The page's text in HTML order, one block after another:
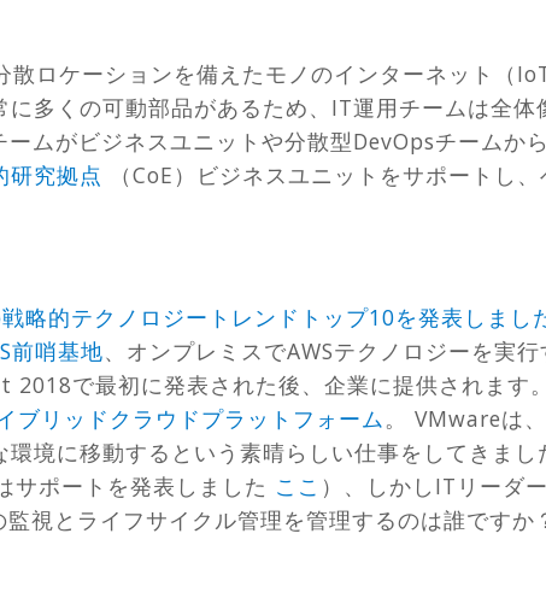
ロケーションを備えたモノのインターネット（
多くの可動部品があるため、IT運用チームは全体
ムがビジネスユニットや分散型DevOpsチームか
研究拠点 （CoE）ビジネスユニットをサポートし
略的テクノロジートレンドトップ10を発表しまし
前哨基地、オンプレミスでAWSテクノロジーを実
で最初に発表された後、企業に提供されます
ブリッドクラウドプラットフォーム 。 VMwareは
境に移動するという素晴らしい仕事をしてきま
サポートを発表しました ここ ）、しかしITリーダ
視とライフサイクル管理を管理するのは誰ですか